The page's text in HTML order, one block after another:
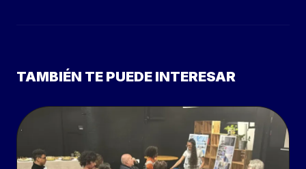
TAMBIÉN TE PUEDE INTERESAR